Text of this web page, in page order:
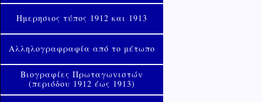
Ημερησιος τύπος 1912 και 1913
Αλληλογραφραφία από το μέτωπο
Βιογραφίες Πρωταγωνιστών
(περιόδου 1912 έως 1913)